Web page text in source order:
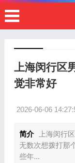
上海闵行区
觉非常好
2026-06-06
简介
上海闵行
无数次想拨打那
些年...